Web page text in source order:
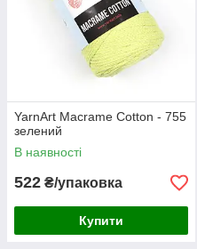
YarnArt Macrame Cotton - 755
зелений
В наявності
522 ₴/упаковка
Купити